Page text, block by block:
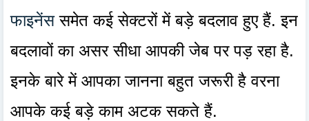
फाइनेंससमेत कई सेक्टरों में बड़े बदलाव हुए हैं. इन
बदलावों का असर सीधा आपकी जेब पर पड़ रहा है.
इनके बारे में आपका जानना बहुत जरूरी है वरना
आपके कई बड़े काम अटक सकते हैं.